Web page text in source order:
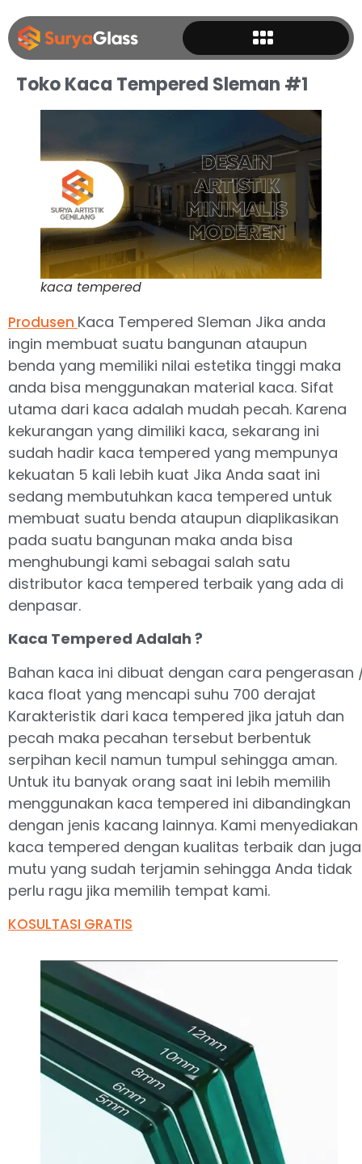
Toko Kaca Tempered Sleman #1
kaca tempered
Produsen Kaca Tempered Sleman Jika anda
ingin membuat suatu bangunan ataupun
benda yang memiliki nilai estetika tinggi maka
anda bisa menggunakan material kaca. Sifat
utama dari kaca adalah mudah pecah. Karena
kekurangan yang dimiliki kaca, sekarang ini
sudah hadir kaca tempered yang mempunya
kekuatan 5 kali lebih kuat Jika Anda saat ini
sedang membutuhkan kaca tempered untuk
membuat suatu benda ataupun diaplikasikan
pada suatu bangunan maka anda bisa
menghubungi kami sebagai salah satu
distributor kaca tempered terbaik yang ada di
denpasar.
Kaca Tempered Adalah ?
Bahan kaca ini dibuat dengan cara pengerasan
kaca float yang mencapi suhu 700 derajat
Karakteristik dari kaca tempered jika jatuh dan
pecah maka pecahan tersebut berbentuk
serpihan kecil namun tumpul sehingga aman.
Untuk itu banyak orang saat ini lebih memilih
menggunakan kaca tempered ini dibandingkan
dengan jenis kacang lainnya. Kami menyediakan
kaca tempered dengan kualitas terbaik dan juga
mutu yang sudah terjamin sehingga Anda tidak
perlu ragu jika memilih tempat kami.
KOSULTASI GRATIS